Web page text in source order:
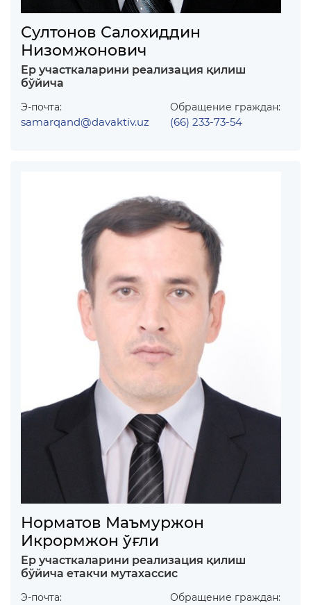
Султонов Салохиддин
Низомжонович
Ер участкаларини реализация қилиш
бўйича
Э-почта:
samarqand@davaktiv.uz
Обращение граждан:
(66) 233-73-54
Норматов Маъмуржон
Икрормжон ўғли
Ер участкаларини реализация қилиш
бўйича етакчи мутахассис
Э-почта: Обращение граждан: